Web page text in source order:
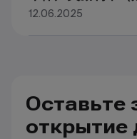
12.06.2025
Оставьте
открытие